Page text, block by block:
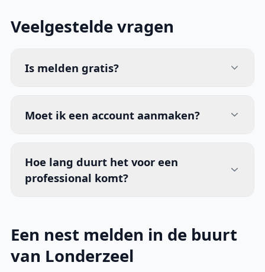
Veelgestelde vragen
Is melden gratis?
Moet ik een account aanmaken?
Hoe lang duurt het voor een
professional komt?
Een nest melden in de buurt
van Londerzeel